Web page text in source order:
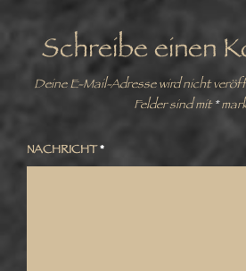
Schreibe einen
Deine E-Mail-Adresse wird nicht
Felder sind mit*
NACHRICHT*